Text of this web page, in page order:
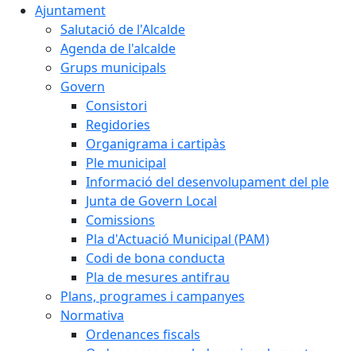
Ajuntament
Salutació de l'Alcalde
Agenda de l'alcalde
Grups municipals
Govern
Consistori
Regidories
Organigrama i cartipàs
Ple municipal
Informació del desenvolupament del ple
Junta de Govern Local
Comissions
Pla d'Actuació Municipal (PAM)
Codi de bona conducta
Pla de mesures antifrau
Plans, programes i campanyes
Normativa
Ordenances fiscals